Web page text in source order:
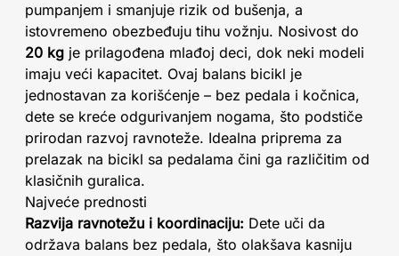
pumpanjem i smanjuje rizik od bušenja, a
istovremeno obezbeđuju tihu vožnju. Nosivost do
20 kg je prilagođena mlađoj deci, dok neki modeli
imaju veći kapacitet. Ovaj balans bicikl je
jednostavan za korišćenje – bez pedala i kočnica,
dete se kreće odgurivanjem nogama, što podstiče
prirodan razvoj ravnoteže. Idealna priprema za
prelazak na bicikl sa pedalama čini ga različitim od
klasičnih guralica.
Najveće prednosti
Razvija ravnotežu i koordinaciju: Dete uči da
održava balans bez pedala, što olakšava kasniju